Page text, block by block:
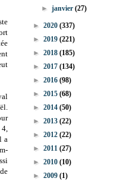
4,
a
►janvier(27)
► 2020 (337)
► 2019 (221)
► 2018 (185)
► 2017 (134)
► 2016 (98)
► 2015 (68)
► 2014 (50)
► 2013 (22)
► 2012 (22)
► 2011 (27)
► 2010 (10)
► 2009 (1)